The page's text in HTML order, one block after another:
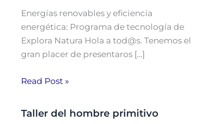
Energías renovables y eficiencia
energética: Programa de tecnología de
Explora Natura Hola a tod@s. Tenemos el
gran placer de presentaros […]
Read Post »
Taller del hombre primitivo